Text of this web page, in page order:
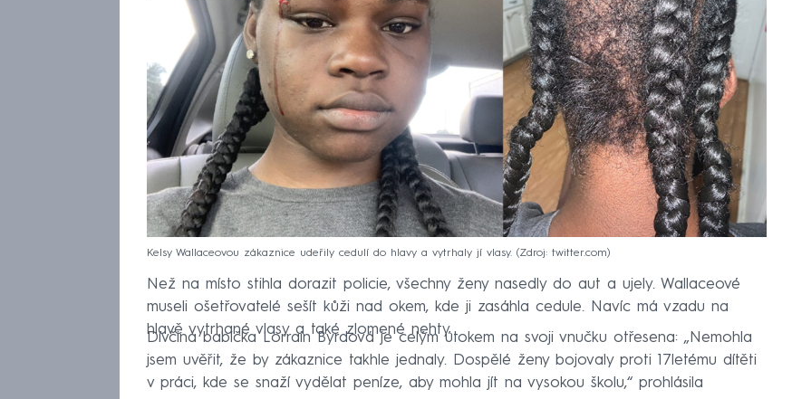
Kelsy Wallaceovou zákaznice udeřily cedulí do hlavy a vytrhaly jí vlasy. Zdroj: twitter.com
Než na místo stihla dorazit policie, všechny ženy nasedly do aut a ujely. Wallaceové
museli ošetřovatelé sešít kůži nad okem, kde ji zasáhla cedule. Navíc má vzadu na
hlavě vytrhané vlasy a také zlomené nehty.
Dívčina babička Lorrain Byrdová je celým útokem na svoji vnučku otřesena: „Nemohla
jsem uvěřit, že by zákaznice takhle jednaly. Dospělé ženy bojovaly proti 17letému dítěti
v práci, kde se snaží vydělat peníze, aby mohla jít na vysokou školu,“ prohlásila